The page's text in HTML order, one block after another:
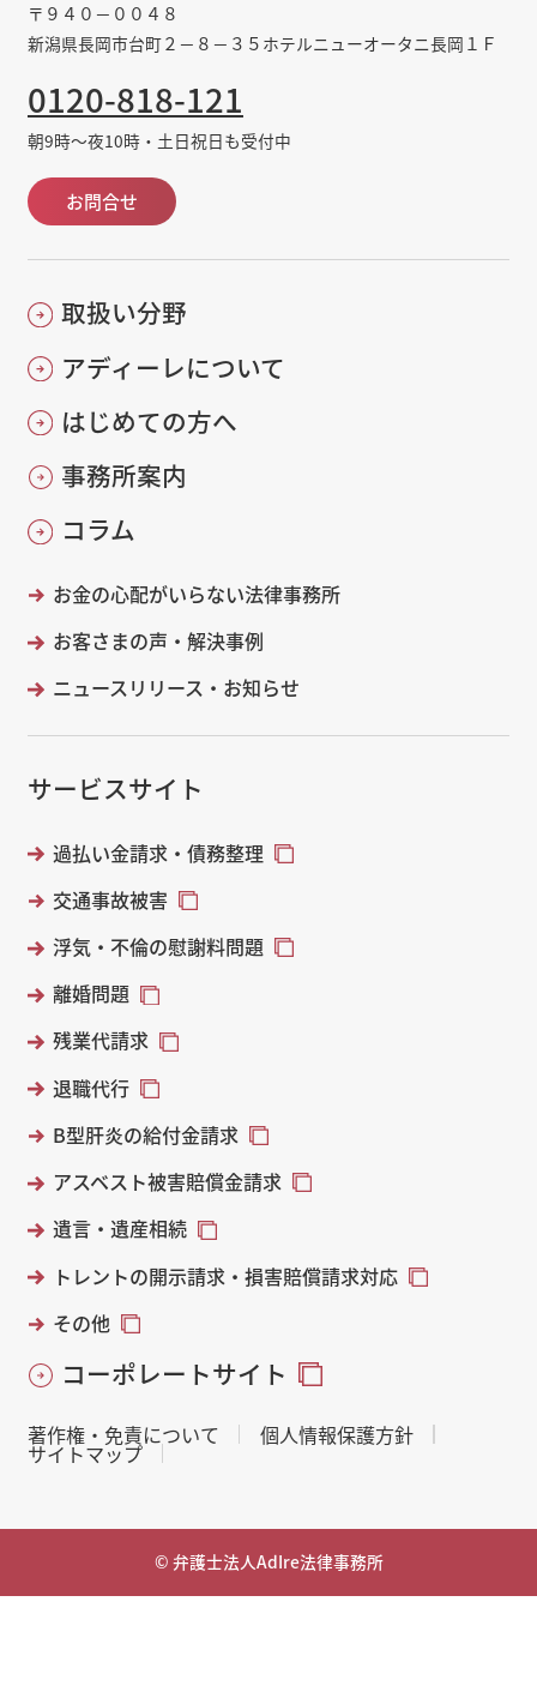
〒９４０－００４８
新潟県長岡市台町２－８－３５ホテルニューオータニ長岡１Ｆ
0120-818-121
朝9時～夜10時・土日祝日も受付中
お問合せ
取扱い分野
アディーレについて
はじめての方へ
事務所案内
コラム
お金の心配がいらない法律事務所
お客さまの声・解決事例
ニュースリリース・お知らせ
サービスサイト
過払い金請求・債務整理
交通事故被害
浮気・不倫の慰謝料問題
離婚問題
残業代請求
退職代行
B型肝炎の給付金請求
アスベスト被害賠償金請求
遺言・遺産相続
トレントの開示請求・損害賠償請求対応
その他
コーポレートサイト
著作権・免責について 個人情報保護方針
サイトマップ
© 弁護士法人AdIre法律事務所